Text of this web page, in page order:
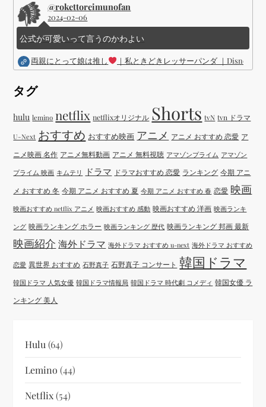
@rokettoreimunofan
2024-02-06
公式が可愛いって言うのかわよい
両親にとって娘は推し ｜私ときどきレッサーパンダ ｜Disney (
タグ
hulu lemino netflix netflixオリジナル Shorts tvN tvn ドラマ
U-Next おすすめ おすすめ映画 アニメ アニメ おすすめ 恋愛 ア
ニメ映画 名作 アニメ無料動画 アニメ 無料視聴 アマゾンプライム アマゾン
プライム 映画 キムテリ ドラマ ドラマおすすめ 恋愛 ランキング 今期 アニ
メ おすすめ 冬 今期 アニメ おすすめ 夏 今期 アニメ おすすめ 春 恋愛 映画
映画おすすめ netflix アニメ 映画おすすめ 感動 映画おすすめ 洋画 映画ランキ
ング 映画ランキング ホラー 映画ランキング 歴代 映画ランキング 邦画 最新
映画紹介 海外ドラマ 海外ドラマ おすすめ u-next 海外ドラマ おすすめ
恋愛 異世界 おすすめ 石野真子 石野真子 コンサート 韓国ドラマ
韓国ドラマ 人気女優 韓国ドラマ情報局 韓国ドラマ 時代劇 コメディ 韓国女優 ラ
ンキング 美人
Hulu (64)
Lemino (44)
Netflix(54)